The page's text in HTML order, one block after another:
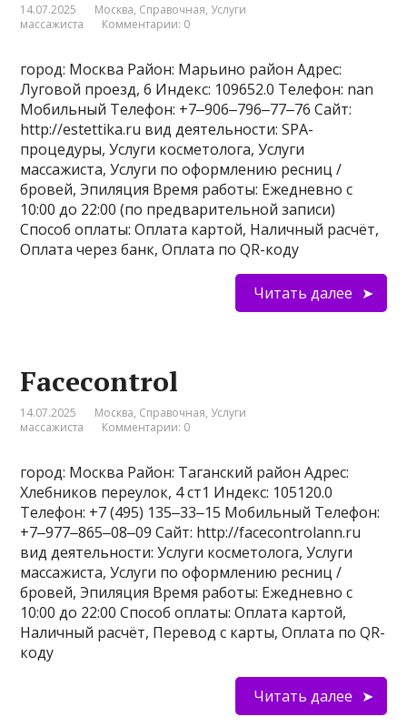
14.07.2025 Москва, Справочная, Услуги
массажиста
Комментарии: 0
город: Москва Район: Марьино район Адрес:
Луговой проезд, 6 Индекс: 109652.0 Телефон: nan
Мобильный Телефон: +7‒906‒796‒77‒76 Сайт:
http://estettika.ru вид деятельности: SPA-
процедуры, Услуги косметолога, Услуги
массажиста, Услуги по оформлению ресниц /
бровей, Эпиляция Время работы: Ежедневно с
10:00 до 22:00 (по предварительной записи)
Способ оплаты: Оплата картой, Наличный расчёт,
Оплата через банк, Оплата по QR-коду
Читать далее
Facecontrol
14.07.2025 Москва, Справочная, Услуги
массажиста
Комментарии: 0
город: Москва Район: Таганский район Адрес:
Хлебников переулок, 4 ст1 Индекс: 105120.0
Телефон: +7 (495) 135‒33‒15 Мобильный Телефон:
+7‒977‒865‒08‒09 Сайт: http://facecontrolann.ru
вид деятельности: Услуги косметолога, Услуги
массажиста, Услуги по оформлению ресниц /
бровей, Эпиляция Время работы: Ежедневно с
10:00 до 22:00 Способ оплаты: Оплата картой,
Наличный расчёт, Перевод с карты, Оплата по QR-
коду
Читать далее